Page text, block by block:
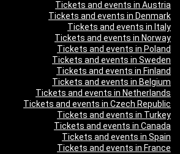
Tickets and events in Austria
Tickets and events in Denmark
Tickets and events in Italy
Tickets and events in Norway
Tickets and events in Poland
Tickets and events in Sweden
Tickets and events in Finland
Tickets and events in Belgium
Tickets and events in Netherlands
Tickets and events in Czech Republic
Tickets and events in Turkey
Tickets and events in Canada
Tickets and events in Spain
Tickets and events in France